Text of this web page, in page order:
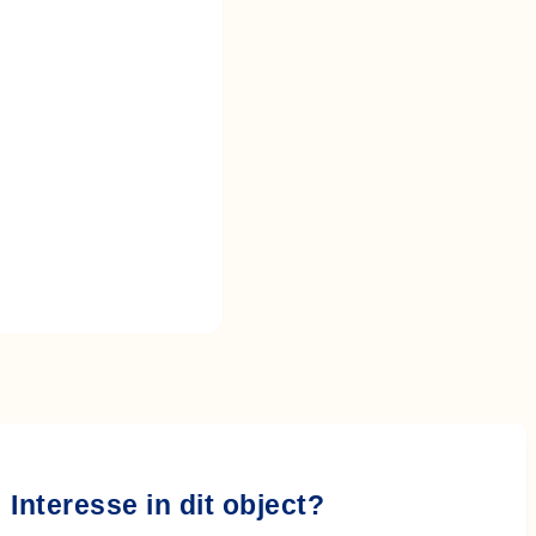
Interesse in dit object?